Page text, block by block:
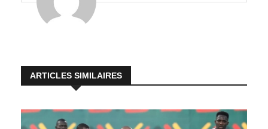
ARTICLES SIMILAIRES